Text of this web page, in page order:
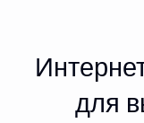
для